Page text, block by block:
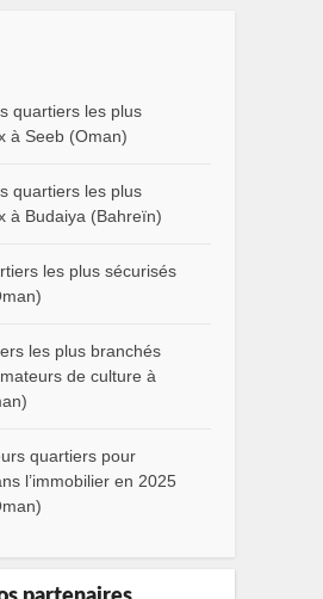
quartiers les plus
à Seeb (Oman)
quartiers les plus
à Budaiya (Bahreïn)
les plus sécurisés
les plus branchés
de culture à
quartiers pour
l’immobilier en 2025